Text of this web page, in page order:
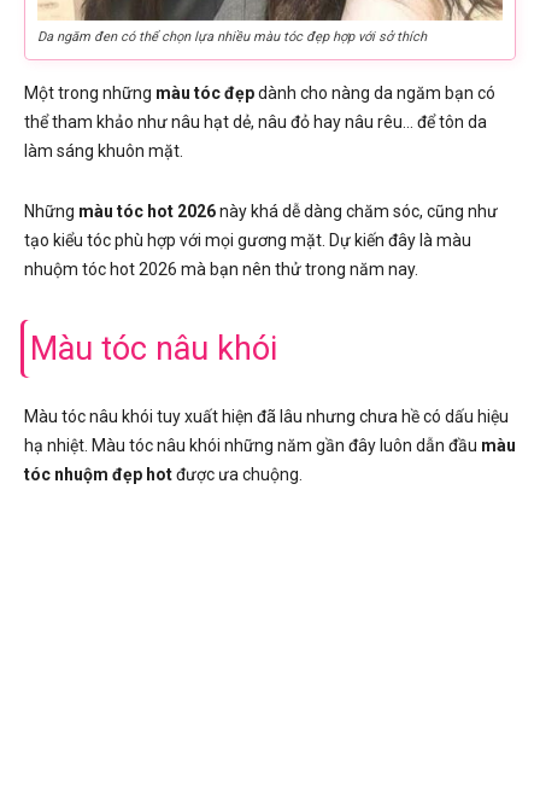
Da ngăm đen có thể chọn lựa nhiều màu tóc đẹp hợp với sở thích
Một trong những màu tóc đẹpdành cho nàng da ngăm bạn có
thể tham khảo như nâu hạt dẻ, nâu đỏ hay nâu rêu… để tôn da
làm sáng khuôn mặt.
Những màu tóc hot 2026này khá dễ dàng chăm sóc, cũng như
tạo kiểu tóc phù hợp với mọi gương mặt. Dự kiến đây là màu
nhuộm tóc hot 2026 mà bạn nên thử trong năm nay.
Màu tóc nâu khói
Màu tóc nâu khói tuy xuất hiện đã lâu nhưng chưa hề có dấu hiệu
hạ nhiệt. Màu tóc nâu khói những năm gần đây luôn dẫn đầu màu
tóc nhuộm đẹp hotđược ưa chuộng.